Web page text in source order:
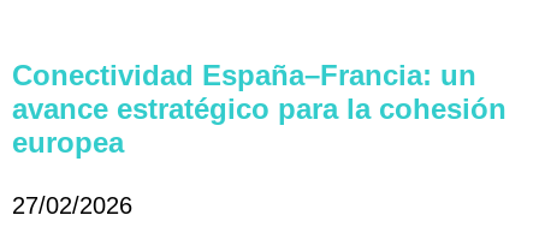
Conectividad España–Francia: un
avance estratégico para la cohesión
europea
27/02/2026